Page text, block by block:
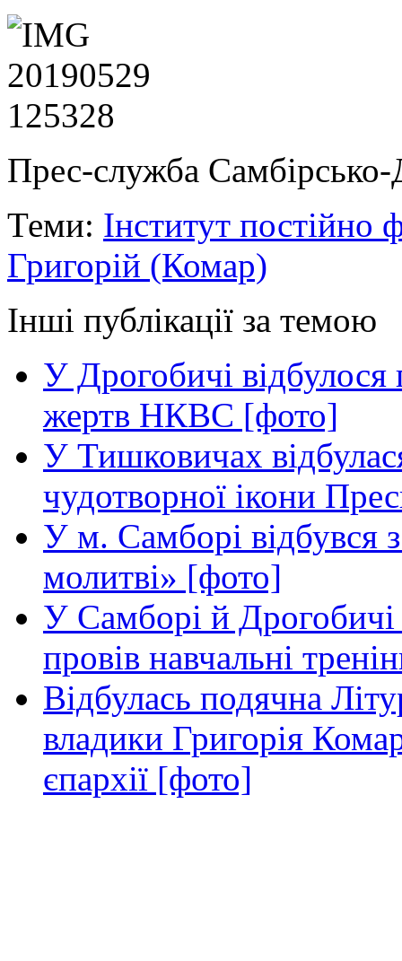
Прес-служба Самбірсько-
Теми: Інститут постійно
Григорій (Комар)
Інші публікації за темою
У Дрогобичі відбулося
жертв НКВС [фото]
У Тишковичах
чудотворної ікони
У м. Самборі відбувся
молитві» [фото]
У Самборі й Дрогобичі
провів навчальні
Відбулась подячна
владики Григорія
єпархії [фото]